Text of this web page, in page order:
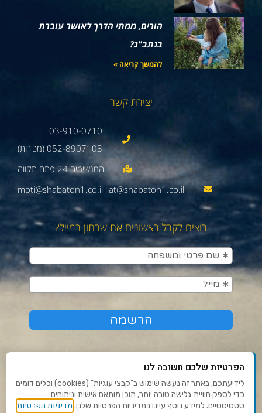
הורים, ממתי הדרך לאושר עוברת
בנתב"ג?
להמשך קריאה »
יצירת קשר
03-910-0710
052-8907103 (מכירות)
moti@shabaton1.co.il liat@shabaton1.co.il
רוצים לקבל ראשונים את שבתון במייל?
תנאי שימוש ומדיניות פרטיות
הפרטיות שלכם חשובה לנו
לידיעתכם, באתר זה נעשה שימוש ב"קבצי עוגיות" (cookies) וכלים דומים
כדי לספק חוויית גלישה טובה יותר, תוכן מותאם אישית וניתוחים
סטטיסטיים. למידע נוסף עיינו במדיניות הפרטיות שלנו. מדיניות הפרטיות